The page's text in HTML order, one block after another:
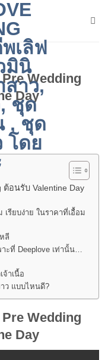
Wedding
Day
ต้อนรับ Valentine Day
รียบง่าย ในราคาที่เอื้อม
ลี
ะที่ Deeplove เท่านั้น…
จ้าเนื้อ
ว แบบไหนดี?
Wedding
Day